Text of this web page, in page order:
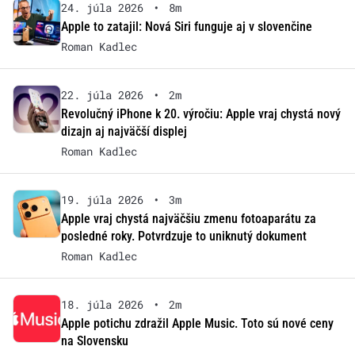
24. júla 2026 •
8m
Apple to zatajil: Nová Siri funguje aj v slovenčine
Roman Kadlec
22. júla 2026 •
2m
Revolučný iPhone k 20. výročiu: Apple vraj chystá nový
dizajn aj najväčší displej
Roman Kadlec
19. júla 2026 •
3m
Apple vraj chystá najväčšiu zmenu fotoaparátu za
posledné roky. Potvrdzuje to uniknutý dokument
Roman Kadlec
18. júla 2026 •
2m
Apple potichu zdražil Apple Music. Toto sú nové ceny
na Slovensku